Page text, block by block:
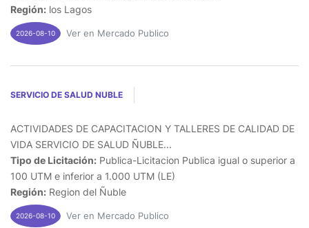
Región: los Lagos
2026-08-10 Ver en Mercado Publico
SERVICIO DE SALUD NUBLE
ACTIVIDADES DE CAPACITACION Y TALLERES DE CALIDAD DE
VIDA SERVICIO DE SALUD ÑUBLE...
Tipo de Licitación: Publica-Licitacion Publica igual o superior a
100 UTM e inferior a 1.000 UTM (LE)
Región: Region del Ñuble
2026-08-10 Ver en Mercado Publico